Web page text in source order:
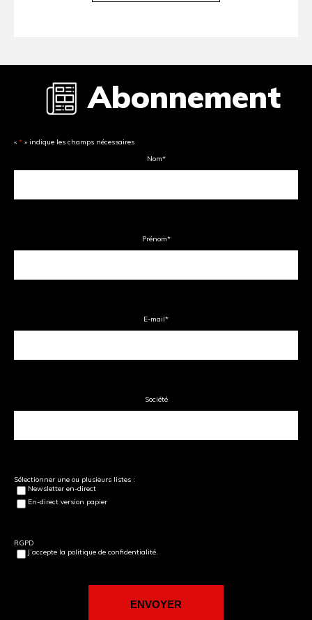
Abonnement
« * » indique les champs nécessaires
Nom*
Prénom*
E-mail*
Société
Sélectionner une ou plusieurs listes :
Newsletter en-direct
En-direct version papier
RGPD
J’accepte la politique de confidentialité.